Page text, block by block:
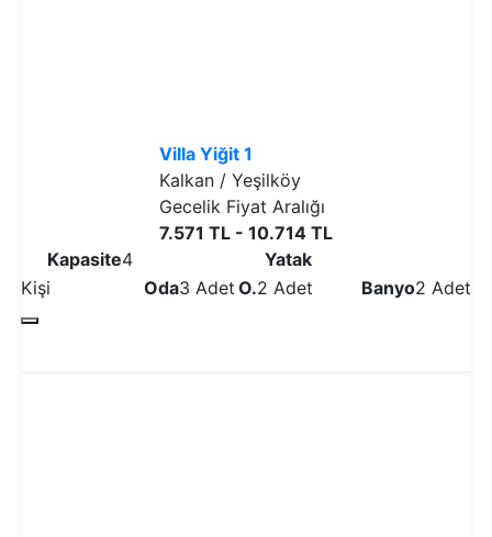
Villa Yiğit 1
Kalkan / Yeşilköy
Gecelik Fiyat Aralığı
7.571 TL - 10.714 TL
Kapasite4
Kişi
Oda3 Adet
Yatak
O.2 Adet Banyo2 Adet